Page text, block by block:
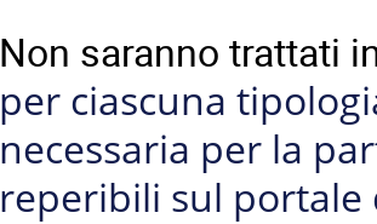
Non saranno trattati
per ciascuna
necessaria per la
reperibili sul portale